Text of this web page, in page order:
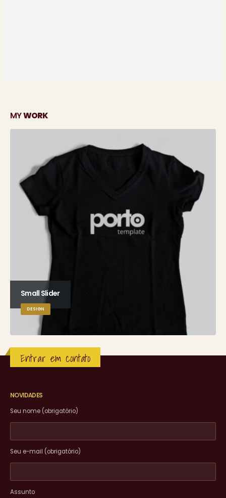
MYWORK
Small Slider
DESIGN
Entrar em contato
NOVIDADES
Seu nome (obrigatório)
Seu e-mail (obrigatório)
Assunto